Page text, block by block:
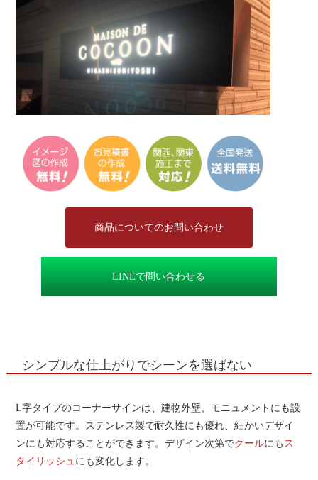
商品についてのお問い合わせ
LINEで問い合わせる
シンプルな仕上がりでシーンを選ばない
L字タイプのコーナーサインは、建物外壁、モニュメントにも設
置が可能です。ステンレス製で耐久性にも優れ、細かいデザイ
ンにも対応することができます。デザイン次第でクールにも ス
タイリッシュ にも変化します。